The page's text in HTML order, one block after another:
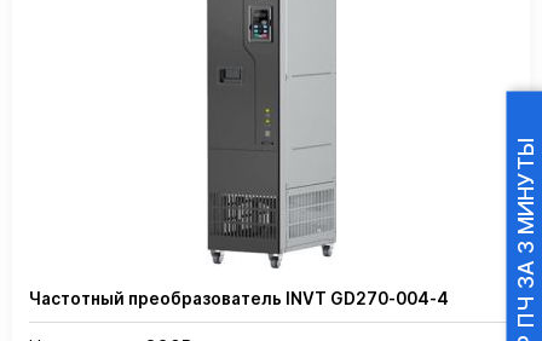
Частотный преобразователь INVT GD270-004-4